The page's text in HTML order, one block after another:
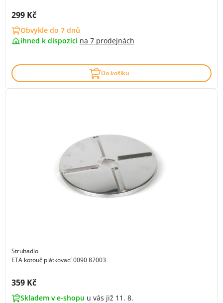
Cena s DPH:
299 Kč
Obvykle do 7 dnů
ihned k dispozici na 7 prodejnách
Do košíku
Struhadlo
ETA kotouč plátkovací 0090 87003
Cena s DPH:
359 Kč
Skladem v e-shopu u vás již 11. 8.